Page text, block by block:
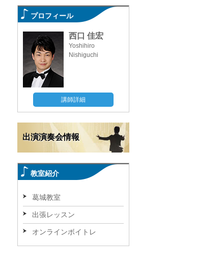
プロフィール
西口 佳宏
Yoshihiro
Nishiguchi
講師詳細
出演演奏会情報
教室紹介
葛城教室
出張レッスン
オンラインボイトレ